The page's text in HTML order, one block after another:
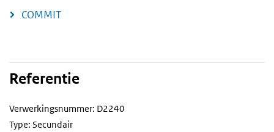
COMMIT
Referentie
Verwerkingsnummer: D2240
Type: Secundair